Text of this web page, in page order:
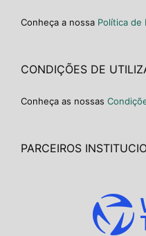
Conheça a nossa Política de
CONDIÇÕES DE
Conheça as nossas
PARCEIROS